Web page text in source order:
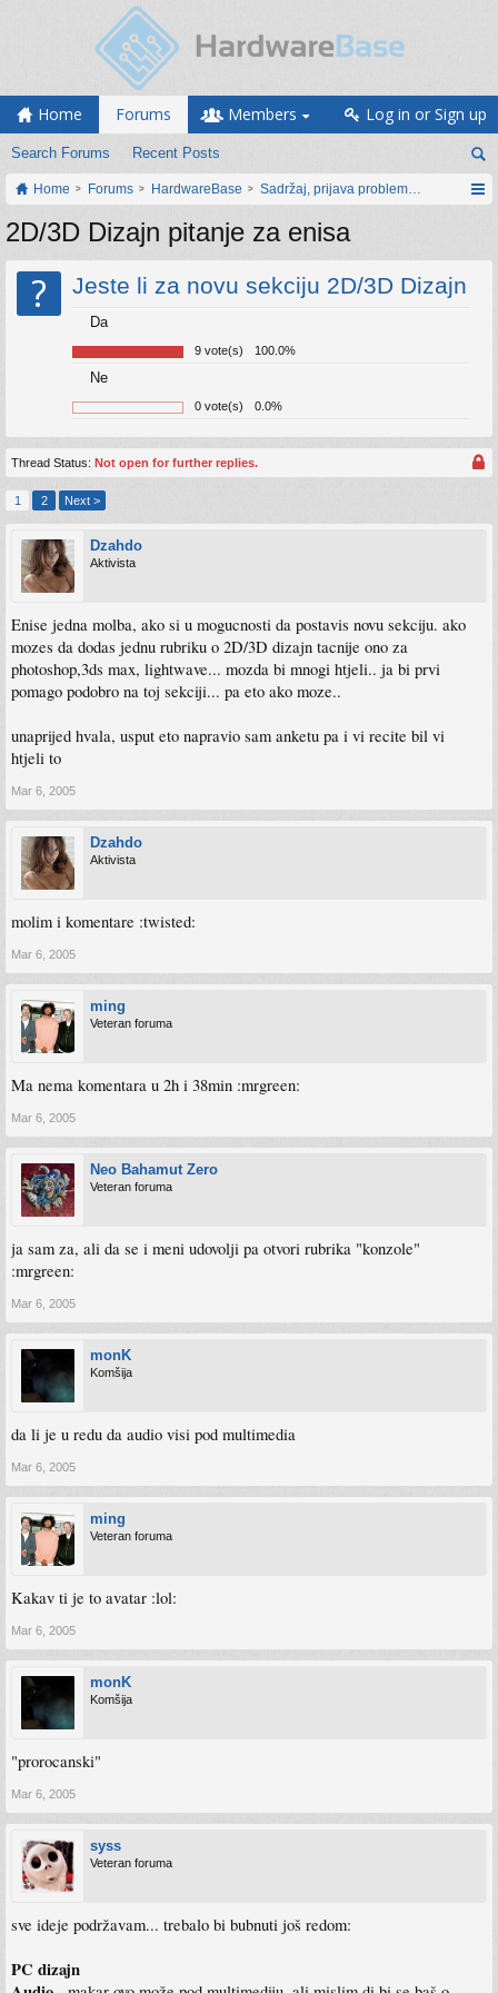
Home Forums
Search Forums Recent Posts
Members Log in or Sign up
Home Forums HardwareBase Sadržaj, prijava problema i prijedlozi
2D/3D Dizajn pitanje za enisa
? Jeste li za novu sekciju 2D/3D Dizajn
Da
9 vote(s) 100.0%
Ne
0 vote(s) 0.0%
Thread Status: Not open for further replies.
1 2 Next >
Dzahdo
Aktivista
Enise jedna molba, ako si u mogucnosti da postavis novu sekciju. ako
mozes da dodas jednu rubriku o 2D/3D dizajn tacnije ono za
photoshop,3ds max, lightwave... mozda bi mnogi htjeli.. ja bi prvi
pomago podobro na toj sekciji... pa eto ako moze..
unaprijed hvala, usput eto napravio sam anketu pa i vi recite bil vi
htjeli to
Mar 6, 2005
Dzahdo
Aktivista
molim i komentare :twisted:
Mar 6, 2005
ming
Veteran foruma
Ma nema komentara u 2h i 38min :mrgreen:
Mar 6, 2005
Neo Bahamut Zero
Veteran foruma
ja sam za, ali da se i meni udovolji pa otvori rubrika "konzole"
:mrgreen:
Mar 6, 2005
monK
Komšija
da li je u redu da audio visi pod multimedia
Mar 6, 2005
ming
Veteran foruma
Kakav ti je to avatar :lol:
Mar 6, 2005
monK
Komšija
"prorocanski"
Mar 6, 2005
syss
Veteran foruma
sve ideje podržavam... trebalo bi bubnuti još redom:
PC dizajn